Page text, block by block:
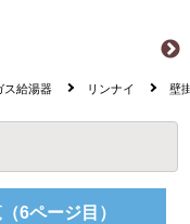
ス給湯器 リンナイ 壁
6ページ目）